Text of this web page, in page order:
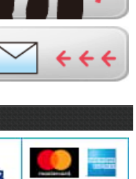
した。
りました。
した。
りました。
した。
りました。
した。